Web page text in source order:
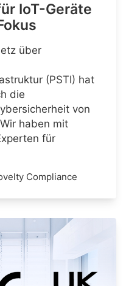
IoT-Geräte
über
(PSTI) hat
die
von
haben mit
für
Compliance